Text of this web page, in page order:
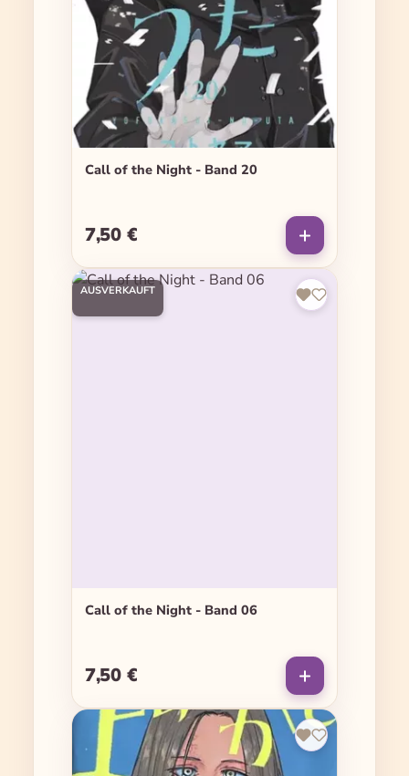
Call of the Night - Band 20
Regulärer Preis:
7,50 €
AUSVERKAUFT
Call of the Night - Band 06
Regulärer Preis:
7,50 €